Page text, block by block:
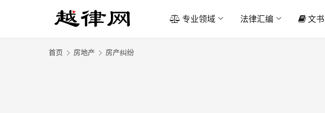
专业领域 法律汇编 文书
首页 房地产 房产纠纷